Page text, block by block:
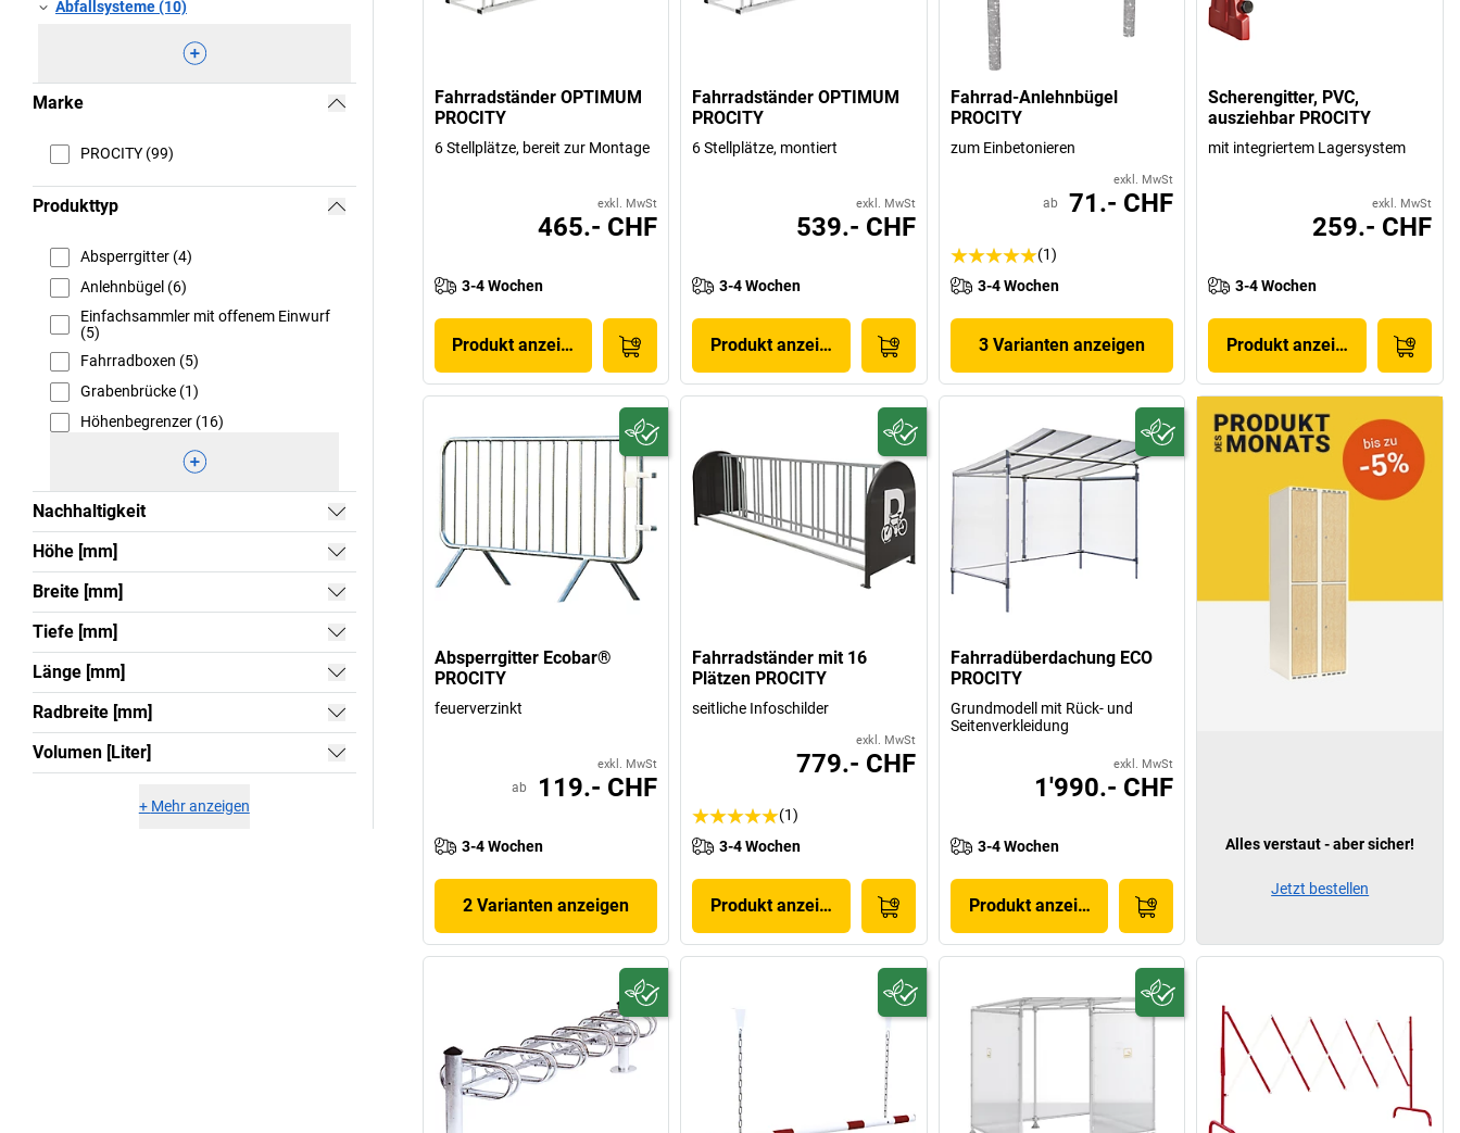
Abfallsysteme (10)
Marke
PROCITY (99)
Produkttyp
Absperrgitter (4)
Anlehnbügel (6)
Einfachsammler mit offenem Einwurf
(5)
Fahrradboxen (5)
Grabenbrücke (1)
Höhenbegrenzer (16)
Nachhaltigkeit
Höhe [mm]
Breite [mm]
Tiefe [mm]
Länge [mm]
Radbreite [mm]
Volumen [Liter]
+ Mehr anzeigen
Fahrradständer OPTIMUM
PROCITY
6 Stellplätze, bereit zur Montage
exkl. MwSt
465.- CHF
3-4 Wochen
Produkt anzeigen
Fahrradständer OPTIMUM
PROCITY
6 Stellplätze, montiert
exkl. MwSt
539.- CHF
3-4 Wochen
Produkt anzeigen
Fahrrad-Anlehnbügel
PROCITY
zum Einbetonieren
exkl. MwSt
ab 71.- CHF
(1)
3-4 Wochen
3 Varianten anzeigen
Scherengitter, PVC,
ausziehbar PROCITY
mit integriertem Lagersystem
exkl. MwSt
259.- CHF
3-4 Wochen
Produkt anzeigen
Absperrgitter Ecobar®
PROCITY
feuerverzinkt
exkl. MwSt
ab 119.- CHF
3-4 Wochen
2 Varianten anzeigen
Fahrradständer mit 16
Plätzen PROCITY
seitliche Infoschilder
exkl. MwSt
779.- CHF
(1)
3-4 Wochen
Produkt anzeigen
Fahrradüberdachung ECO
PROCITY
Grundmodell mit Rück- und
Seitenverkleidung
exkl. MwSt
1'990.- CHF
3-4 Wochen
Produkt anzeigen
Alles verstaut - aber sicher!
Jetzt bestellen